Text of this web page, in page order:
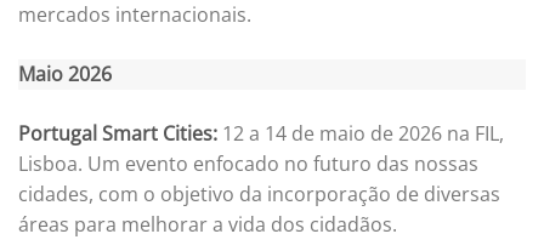
mercados internacionais.
Maio 2026
Portugal Smart Cities: 12 a 14 de maio de 2026 na FIL,
Lisboa. Um evento enfocado no futuro das nossas
cidades, com o objetivo da incorporação de diversas
áreas para melhorar a vida dos cidadãos.